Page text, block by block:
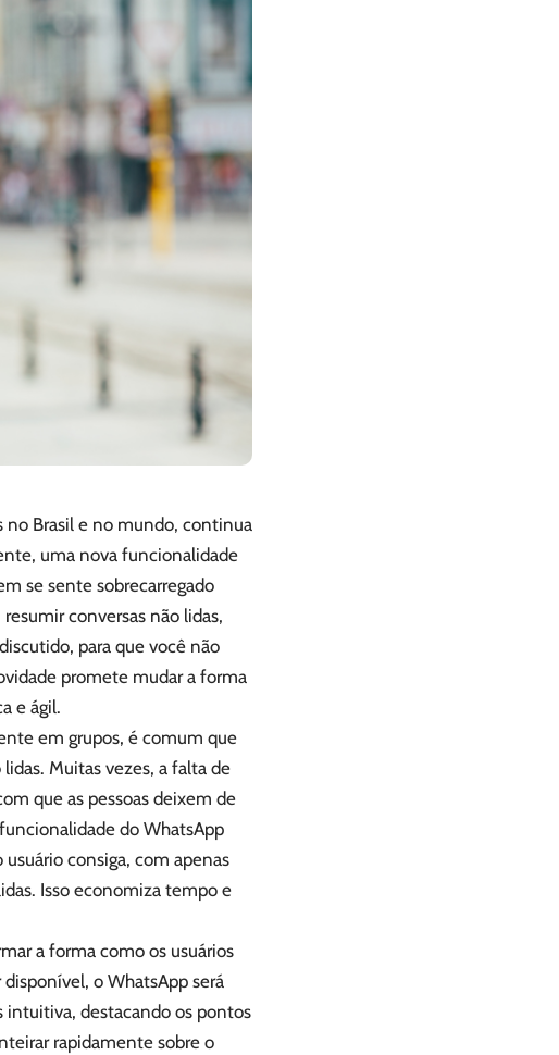
no Brasil e no mundo, continua
uma nova funcionalidade
se sente sobrecarregado
conversas não lidas,
para que você não
promete mudar a forma
e ágil.
em grupos, é comum que
Muitas vezes, a falta de
que as pessoas deixem de
do WhatsApp
consiga, com apenas
Isso economiza tempo e
a forma como os usuários
o WhatsApp será
intuitiva, destacando os pontos
rapidamente sobre o